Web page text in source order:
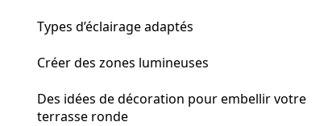
Types d’éclairage adaptés
Créer des zones lumineuses
Des idées de décoration pour embellir votre
terrasse ronde